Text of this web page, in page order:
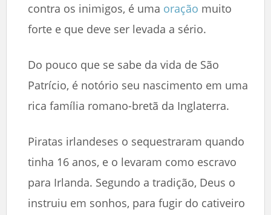
contra os inimigos, é uma oração muito
forte e que deve ser levada a sério.
Do pouco que se sabe da vida de São
Patrício, é notório seu nascimento em uma
rica família romano-bretã da Inglaterra.
Piratas irlandeses o sequestraram quando
tinha 16 anos, e o levaram como escravo
para Irlanda. Segundo a tradição, Deus o
instruiu em sonhos, para fugir do cativeiro